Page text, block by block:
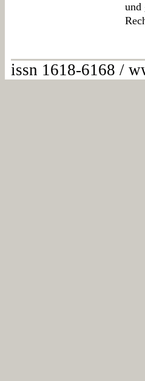
und
issn 1618-6168 /